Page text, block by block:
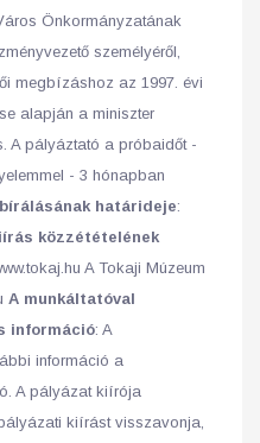
Önkormányzatának
személyéről,
megbízáshoz az 1997. évi
alapján a miniszter
A pályáztató a próbaidőt -
- 3 hónapban
határideje:
közzétételének
A Tokaji Múzeum
A munkáltatóval
információ: A
információ a
A pályázat kiírója
kiírást visszavonja,